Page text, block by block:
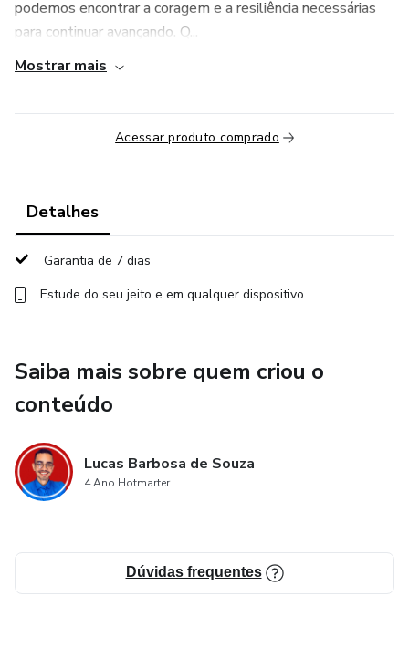
podemos encontrar a coragem e a resiliência necessárias
para continuar avançando. Q...
Mostrar mais
Acessar produto comprado
Detalhes
Garantia de 7 dias
Estude do seu jeito e em qualquer dispositivo
Saiba mais sobre quem criou o
conteúdo
Lucas Barbosa de Souza
4 Ano Hotmarter
Dúvidas frequentes